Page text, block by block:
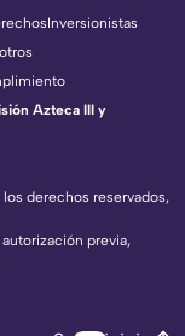
los derechos reservados,
previa,
Inversionistas
Azteca III y